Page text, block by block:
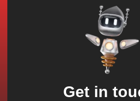
Get in